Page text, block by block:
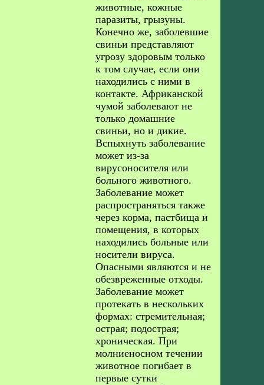
животные, кожные
паразиты, грызуны.
Конечно же, заболевшие
свиньи представляют
угрозу здоровым только
к том случае, если они
находились с ними в
контакте. Африканской
чумой заболевают не
только домашние
свиньи, но и дикие.
Вспыхнуть заболевание
может из-за
вирусоносителя или
больного животного.
Заболевание может
распространяться также
через корма, пастбища и
помещения, в которых
находились больные или
носители вируса.
Опасными являются и не
обезвреженные отходы.
Заболевание может
протекать в нескольких
формах: стремительная;
острая; подострая;
хроническая. При
молниеносном течении
животное погибает в
первые сутки